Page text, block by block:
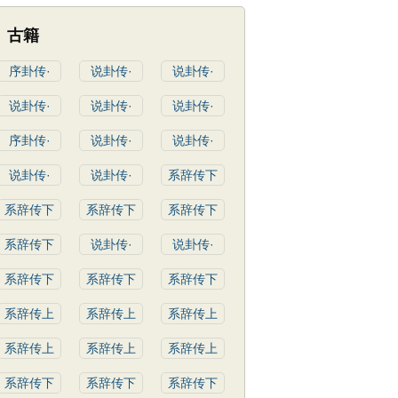
古籍
序卦传· 说卦传· 说卦传·
说卦传· 说卦传· 说卦传·
序卦传· 说卦传· 说卦传·
说卦传· 说卦传· 系辞传下
系辞传下 系辞传下 系辞传下
系辞传下 说卦传· 说卦传·
系辞传下 系辞传下 系辞传下
系辞传上 系辞传上 系辞传上
系辞传上 系辞传上 系辞传上
系辞传下 系辞传下 系辞传下